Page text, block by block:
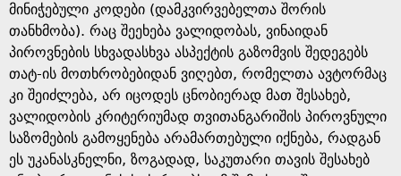
მინიჭებული კოდები (დამკვირვებელთა შორის
თანხმობა). რაც შეეხება ვალიდობას, ვინაიდან
პიროვნების სხვადასხვა ასპექტის გაზომვის შედეგებს
თატ-ის მოთხრობებიდან ვიღებთ, რომელთა ავტორმაც
კი შეიძლება, არ იცოდეს ცნობიერად მათ შესახებ,
ვალიდობის კრიტერიუმად თვითანგარიშის პიროვნული
საზომების გამოყენება არამართებული იქნება, რადგან
ეს უკანასკნელნი, ზოგადად, საკუთარი თავის შესახებ